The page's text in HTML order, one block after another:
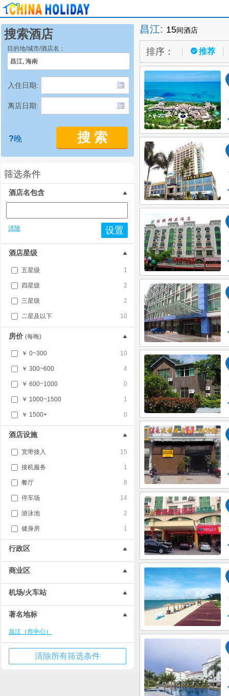
搜索酒店
目的地/城市/酒店名：
入住日期:
离店日期:
?晚 搜 索
筛选条件
酒店名包含
清除 设置
酒店星级
五星级 1
四星级 2
三星级 2
二星及以下 10
房价 (每晚)
￥ 0~300 10
￥ 300~600 4
￥ 600~1000 0
￥ 1000~1500 1
￥ 1500+ 0
酒店设施
宽带接入 15
接机服务 1
餐厅 8
停车场 14
游泳池 2
健身房 1
行政区
商业区
机场/火车站
著名地标
昌江（市中心）
清除所有筛选条件
昌江: 15间酒店
排序： 推荐